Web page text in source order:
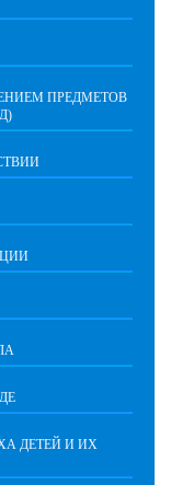
ПРЕДМЕТОВ
ДЕТЕЙ И ИХ